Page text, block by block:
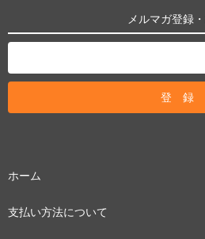
メルマガ登録
ホーム
支払い方法について